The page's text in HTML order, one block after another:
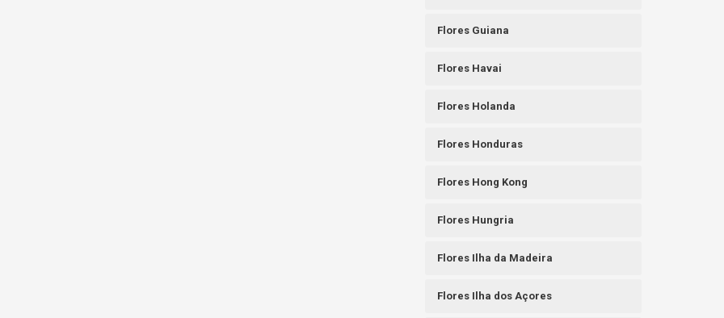
Flores Guiana
Flores Havai
Flores Holanda
Flores Honduras
Flores Hong Kong
Flores Hungria
Flores Ilha da Madeira
Flores Ilha dos Açores